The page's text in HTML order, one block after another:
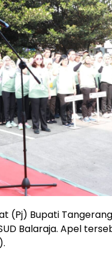
(Pj) Bupati
Balaraja. Apel